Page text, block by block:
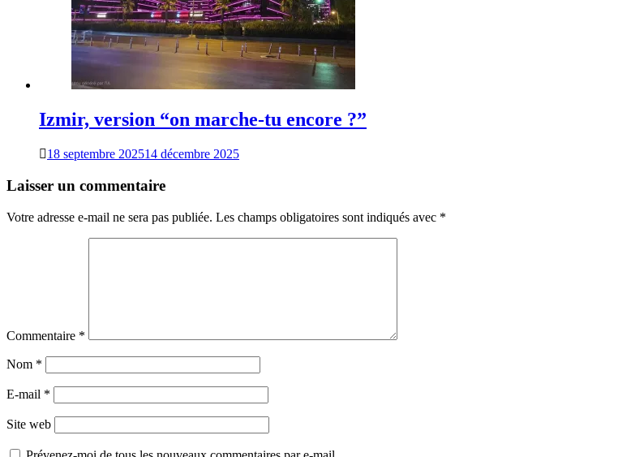
Izmir, version “on marche-tu encore ?”
18 septembre 202514 décembre 2025
Laisser un commentaire
Votre adresse e-mail ne sera pas publiée. Les champs obligatoires sont indiqués avec *
Commentaire *
Nom *
E-mail *
Site web